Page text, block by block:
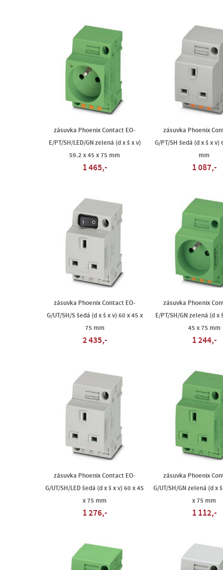
zásuvka Phoenix Contact EO-
E/PT/SH/LED/GN zelená (d x š x v)
59.2 x 45 x 75 mm
1 465,-
zásuvka Phoenix
G/PT/SH šedá (d x š x v)
mm
1 087,-
zásuvka Phoenix Contact EO-
G/UT/SH/S šedá (d x š x v) 60 x 45 x
75 mm
2 435,-
zásuvka Phoenix
E/PT/SH/GN zelená (d x
45 x 75 mm
1 244,-
zásuvka Phoenix Contact EO-
G/UT/SH/LED šedá (d x š x v) 60 x 45
x 75 mm
1 276,-
zásuvka Phoenix
G/UT/SH/GN zelená (d x
x 75 mm
1 112,-